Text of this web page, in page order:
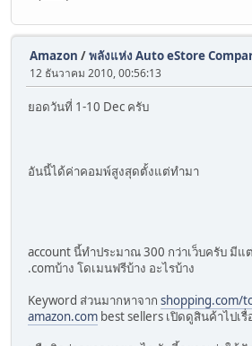
Amazon /พลังแห่ง Auto eStore
12 ธันวาคม 2010, 00:56:13
ยอดวันที่ 1-10 Dec ครับ
อันนี้ได้ค่าคอมพ์สูงสุดตั้งแต่ทำมา
account นี้ทำประมาณ 300 กว่าเว็บครับ มีแ
.comบ้าง โดเมนฟรีบ้าง อะไรบ้าง
Keyword ส่วนมากหาจาก shopping.com/
amazon.com best sellers เปิดดูสินค้าไปเรื่